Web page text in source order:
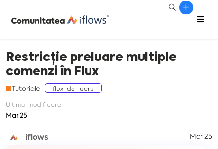
Restricție preluare multiple
comenzi în Flux
Tutoriale
flux-de-lucru
Ultima modificare
Mar 25
iflows Mar 25